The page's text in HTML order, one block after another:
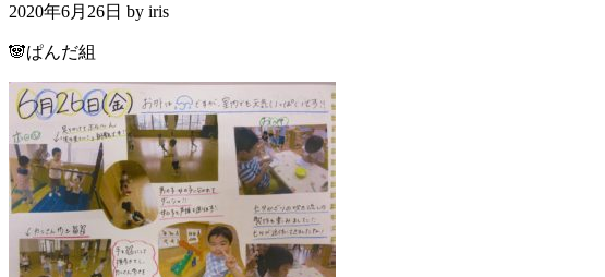
2020年6月26日 by iris
🐼ぱんだ組